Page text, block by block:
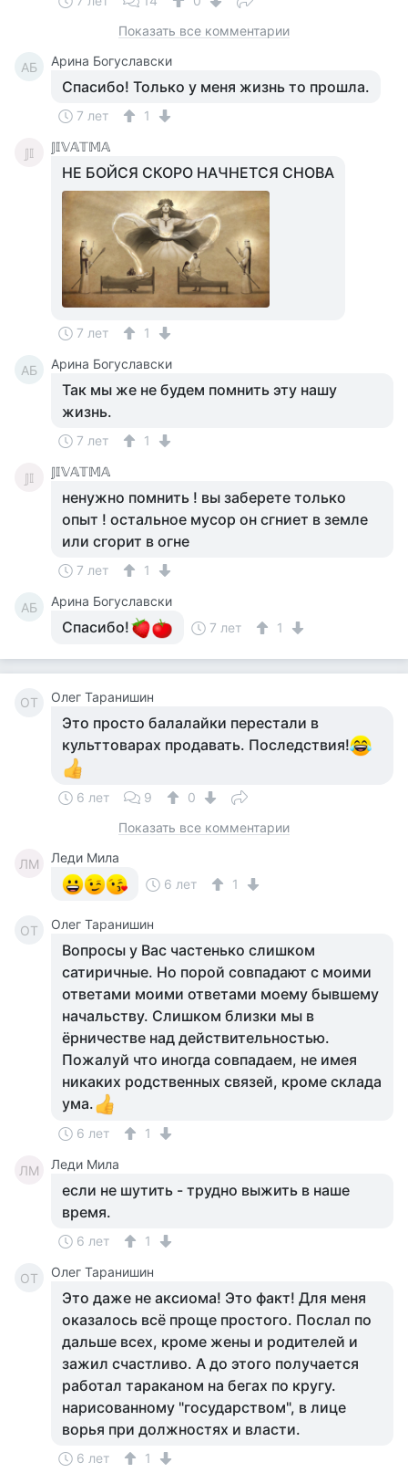
Показать все комментарии
АБ Арина Богуславски
Спасибо! Только у меня жизнь то прошла.
7 лет 1
𝕁𝕀 𝕁𝕀𝕍𝔸𝕋𝕄𝔸
НЕ БОЙСЯ СКОРО НАЧНЕТСЯ СНОВА
7 лет 1
АБ Арина Богуславски
Так мы же не будем помнить эту нашу
жизнь.
7 лет 1
𝕁𝕀 𝕁𝕀𝕍𝔸𝕋𝕄𝔸
ненужно помнить ! вы заберете только
опыт ! остальное мусор он сгниет в земле
или сгорит в огне
7 лет 1
АБ Арина Богуславски
Спасибо! 7 лет 1
ОТ Олег Таранишин
Это просто балалайки перестали в
культтоварах продавать. Последствия!
6 лет 9
0
Показать все комментарии
ЛМ
Леди Мила
6 лет
1
ОТ Олег Таранишин
Вопросы у Вас частенько слишком
сатиричные. Но порой совпадают с моими
ответами моими ответами моему бывшему
начальству. Слишком близки мы в
ёрничестве над действительностью.
Пожалуй что иногда совпадаем, не имея
никаких родственных связей, кроме склада
ума.
6 лет 1
ЛМ Леди Мила
если не шутить - трудно выжить в наше
время.
6 лет 1
ОТ Олег Таранишин
Это даже не аксиома! Это факт! Для меня
оказалось всё проще простого. Послал по
дальше всех, кроме жены и родителей и
зажил счастливо. А до этого получается
работал тараканом на бегах по кругу.
нарисованному "государством", в лице
ворья при должностях и власти.
6 лет 1